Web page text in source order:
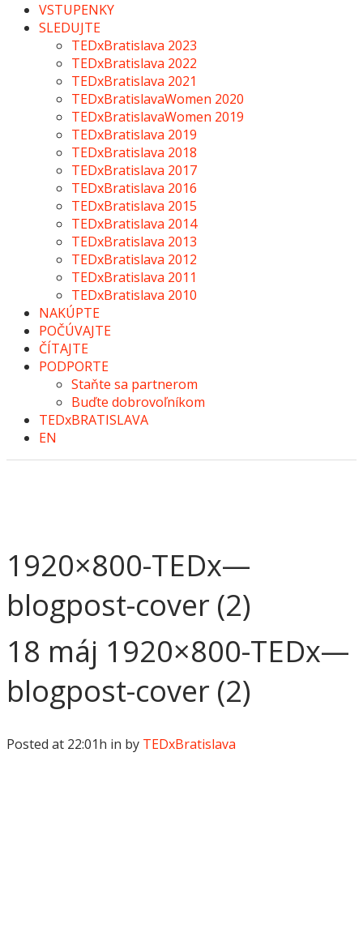
VSTUPENKY
SLEDUJTE
TEDxBratislava 2023
TEDxBratislava 2022
TEDxBratislava 2021
TEDxBratislavaWomen 2020
TEDxBratislavaWomen 2019
TEDxBratislava 2019
TEDxBratislava 2018
TEDxBratislava 2017
TEDxBratislava 2016
TEDxBratislava 2015
TEDxBratislava 2014
TEDxBratislava 2013
TEDxBratislava 2012
TEDxBratislava 2011
TEDxBratislava 2010
NAKÚPTE
POČÚVAJTE
ČÍTAJTE
PODPORTE
Staňte sa partnerom
Buďte dobrovoľníkom
TEDxBRATISLAVA
EN
1920×800-TEDx—
blogpost-cover (2)
18 máj 1920×800-TEDx—
blogpost-cover (2)
Posted at 22:01h in by TEDxBratislava